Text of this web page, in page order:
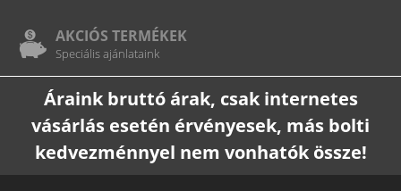
AKCIÓS TERMÉKEK
Speciális ajánlataink
Áraink bruttó árak, csak internetes
vásárlás esetén érvényesek, más bolti
kedvezménnyel nem vonhatók össze!